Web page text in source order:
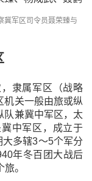
冀军区司令员聂荣臻与
隶属军区（战略
机关一般由旅或纵
队兼冀中军区，太
中军区，成立于
多辖3～5个军分
年冬百团大战后
。